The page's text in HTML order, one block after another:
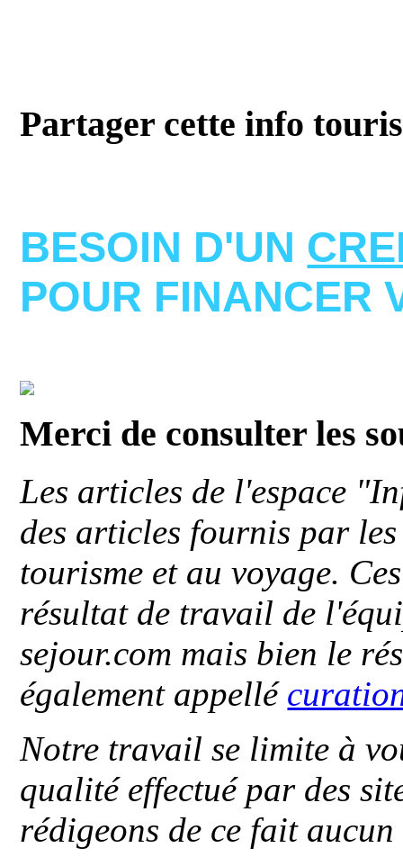
Partager cette info
BESOIN D'UN
POUR FINANCER
Merci de consulter les
Les articles de l'espace
des articles fournis par
tourisme et au voyage.
résultat de travail de
sejour.com mais bien le
également appellé
Notre travail se limite à
qualité effectué par des
rédigeons de ce fait